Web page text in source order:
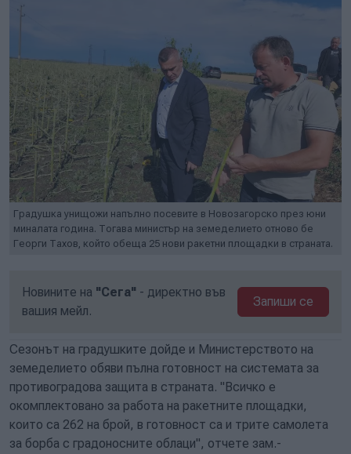
Градушка унищожи напълно посевите в Новозагорско през юни
миналата година. Тогава министър на земеделието отново бе
Георги Тахов, който обеща 25 нови ракетни площадки в страната.
Новините на "Сега" - директно във
вашия мейл.
Запиши се
Сезонът на градушките дойде и Министерството на
земеделието обяви пълна готовност на системата за
противоградова защита в страната. "Всичко е
окомплектовано за работа на ракетните площадки,
които са 262 на брой, в готовност са и трите самолета
за борба с градоносните облаци", отчете зам.-